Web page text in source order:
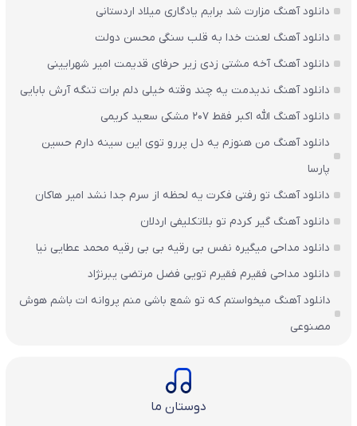
دانلود آهنگ مزارت شد برایم یادگاری میلاد اردستانی
دانلود آهنگ لعنت خدا به قلب سنگی محسن دولت
دانلود آهنگ آخه مشتی زدی زیر حرفای قدیمت امیر شهرایینی
دانلود آهنگ ندیدمت یه چند وقته خیلی دلم برات تنگه آرش بابایی
دانلود آهنگ الله اکبر فقط 207 مشکی سعید کریمی
دانلود آهنگ من هنوزم یه دل پررو توی این سینه دارم حسین
پارسا
دانلود آهنگ تو رفتی فکرت یه لحظه از سرم جدا نشد امیر هاکان
دانلود آهنگ گیر کردم تو بلاتکلیفی اردلان
دانلود مداحی میگیره نفس بی رقیه بی بی رقیه محمد عطایی نیا
دانلود مداحی فقیرم فقیرم تویی فضل مرتضی یبرنژاد
دانلود آهنگ میخواستم که تو شمع باشی منم پروانه ات باشم هوش
مصنوعی
دوستان ما